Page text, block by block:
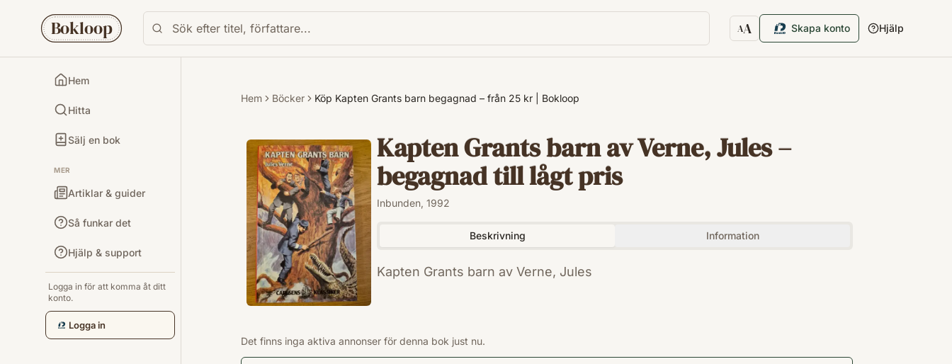
Bokloop AA
Textstorlek
Skapa konto Hjälp
Hem
Hitta
Sälj en bok
MER
Artiklar & guider
Så funkar det
Hjälp & support
Logga in för att komma åt ditt
konto.
Logga in
Hem Böcker Köp Kapten Grants barn begagnad – från 25 kr | Bokloop
Kapten Grants barn av Verne, Jules –
begagnad till lågt pris
Inbunden, 1992
Beskrivning Information
Kapten Grants barn av Verne, Jules
Carlsens
Det finns inga aktiva annonser för denna bok just nu.